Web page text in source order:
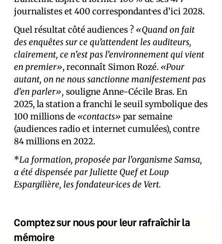
journalistes et 400 correspondant­·es d’ici 2028.
Quel résultat côté audiences ? «Quand on fait
des enquêtes sur ce qu’attendent les auditeurs,
clairement, ce n’est pas l’environnement qui vient
en premier», reconnaît Simon Rozé. «Pour
autant, on ne nous sanctionne manifestement pas
d’en parler», souligne Anne-Cécile Bras. En
2025, la station a franchi le seuil symbolique des
100 millions de «contacts» par semaine
(audiences radio et internet cumulées), contre
84 millions en 2022.
*La formation, proposée par l’organisme Samsa,
a été dispensée par Juliette Quef et Loup
Espargilière, les fondateur·ices de Vert.
Comptez sur nous pour leur rafraîchir la
mémoire